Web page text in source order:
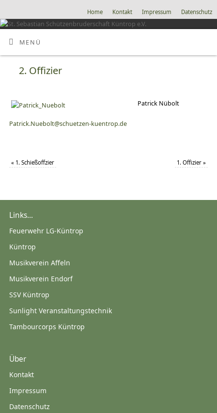
Home Kontakt Impressum Datenschutz
MENÜ
2. Offizier
Patrick Nübolt
Patrick.Nuebolt@schuetzen-kuentrop.de
« 1. Schießoffzier 1. Offizier»
Links...
Feuerwehr LG-Küntrop
Küntrop
Musikverein Affeln
Musikverein Endorf
SSV Küntrop
Sunlight Veranstaltungstechnik
Tambourcorps Küntrop
Über
Kontakt
Impressum
Datenschutz